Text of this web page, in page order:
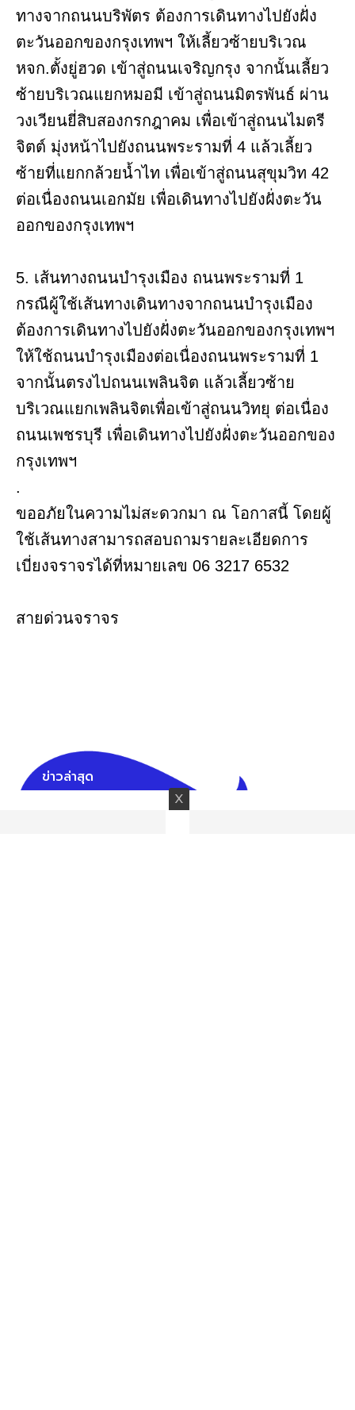
ทางจากถนนบริพัตร ต้องการเดินทางไปยังฝั่ง
ตะวันออกของกรุงเทพฯ ให้เลี้ยวซ้ายบริเวณ
หจก.ตั้งยู่ฮวด เข้าสู่ถนนเจริญกรุง จากนั้นเลี้ยว
ซ้ายบริเวณแยกหมอมี เข้าสู่ถนนมิตรพันธ์ ผ่าน
วงเวียนยี่สิบสองกรกฎาคม เพื่อเข้าสู่ถนนไมตรี
จิตต์ มุ่งหน้าไปยังถนนพระรามที่ 4 แล้วเลี้ยว
ซ้ายที่แยกกล้วยน้ำไท เพื่อเข้าสู่ถนนสุขุมวิท 42
ต่อเนื่องถนนเอกมัย เพื่อเดินทางไปยังฝั่งตะวัน
ออกของกรุงเทพฯ
5. เส้นทางถนนบำรุงเมือง ถนนพระรามที่ 1
กรณีผู้ใช้เส้นทางเดินทางจากถนนบำรุงเมือง
ต้องการเดินทางไปยังฝั่งตะวันออกของกรุงเทพฯ
ให้ใช้ถนนบำรุงเมืองต่อเนื่องถนนพระรามที่ 1
จากนั้นตรงไปถนนเพลินจิต แล้วเลี้ยวซ้าย
บริเวณแยกเพลินจิตเพื่อเข้าสู่ถนนวิทยุ ต่อเนื่อง
ถนนเพชรบุรี เพื่อเดินทางไปยังฝั่งตะวันออกของ
กรุงเทพฯ
.
ขออภัยในความไม่สะดวกมา ณ โอกาสนี้ โดยผู้
ใช้เส้นทางสามารถสอบถามรายละเอียดการ
เบี่ยงจราจรได้ที่หมายเลข 06 3217 6532
สายด่วนจราจร
ข่าวล่าสุด